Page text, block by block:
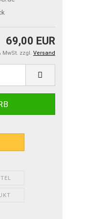
69,00 EUR
MwSt. zzgl. Versand